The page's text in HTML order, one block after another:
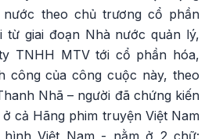
theo chủ trương cổ phần
từ giai đoạn Nhà nước quản lý,
TNHH MTV tới cổ phần hóa,
công của công cuộc này, theo
Nhã – người đã chứng kiến
cả Hãng phim truyện Việt Nam